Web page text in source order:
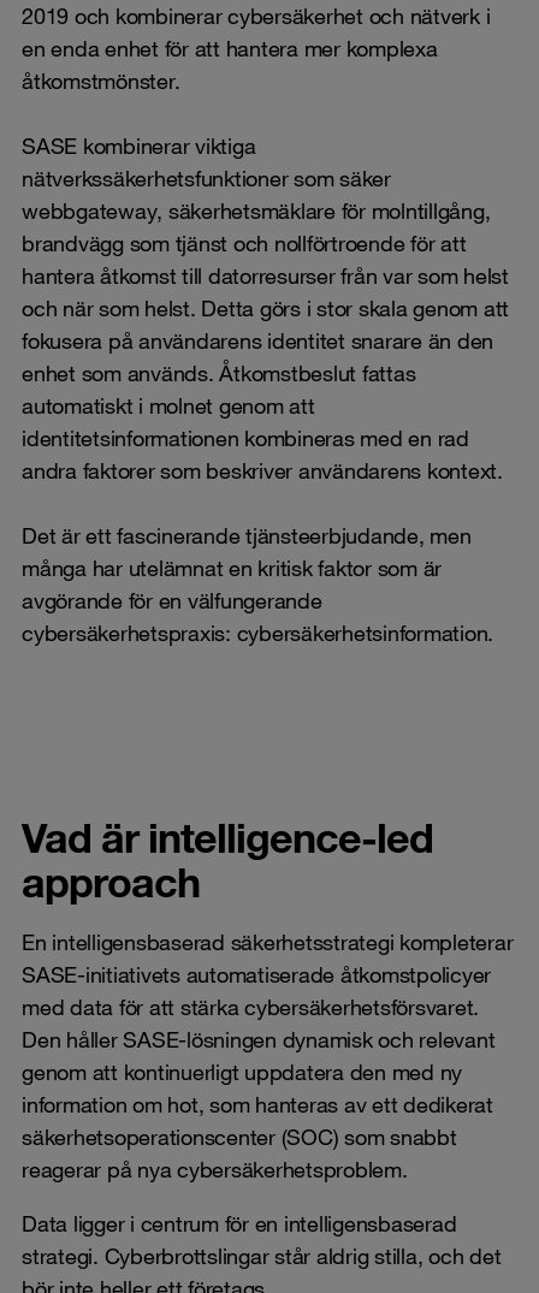
2019 och kombinerar cybersäkerhet och nätverk i
en enda enhet för att hantera mer komplexa
åtkomstmönster.
SASE kombinerar viktiga
nätverkssäkerhetsfunktioner som säker
webbgateway, säkerhetsmäklare för molntillgång,
brandvägg som tjänst och nollförtroende för att
hantera åtkomst till datorresurser från var som helst
och när som helst. Detta görs i stor skala genom att
fokusera på användarens identitet snarare än den
enhet som används. Åtkomstbeslut fattas
automatiskt i molnet genom att
identitetsinformationen kombineras med en rad
andra faktorer som beskriver användarens kontext.
Det är ett fascinerande tjänsteerbjudande, men
många har utelämnat en kritisk faktor som är
avgörande för en välfungerande
cybersäkerhetspraxis: cybersäkerhetsinformation.
Vad är intelligence-led
approach
En intelligensbaserad säkerhetsstrategi kompleterar
SASE-initiativets automatiserade åtkomstpolicyer
med data för att stärka cybersäkerhetsförsvaret.
Den håller SASE-lösningen dynamisk och relevant
genom att kontinuerligt uppdatera den med ny
information om hot, som hanteras av ett dedikerat
säkerhetsoperationscenter (SOC) som snabbt
reagerar på nya cybersäkerhetsproblem.
Data ligger i centrum för en intelligensbaserad
strategi. Cyberbrottslingar står aldrig stilla, och det